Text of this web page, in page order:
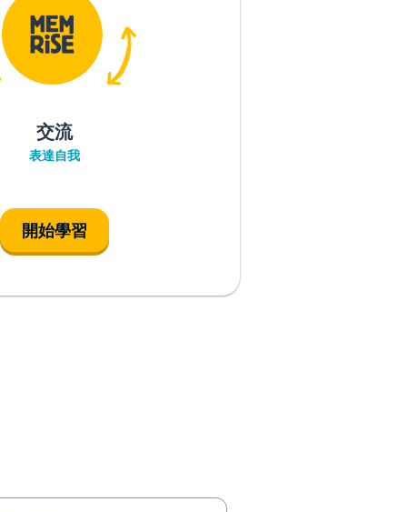
交流
表達自我
開始學習